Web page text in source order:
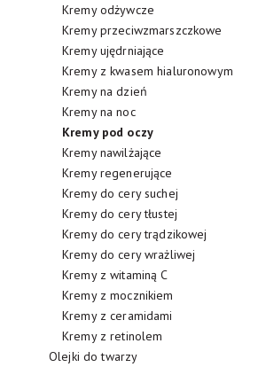
Kremy odżywcze
Kremy przeciwzmarszczkowe
Kremy ujędrniające
Kremy z kwasem hialuronowym
Kremy na dzień
Kremy na noc
Kremy pod oczy
Kremy nawilżające
Kremy regenerujące
Kremy do cery suchej
Kremy do cery tłustej
Kremy do cery trądzikowej
Kremy do cery wrażliwej
Kremy z witaminą C
Kremy z mocznikiem
Kremy z ceramidami
Kremy z retinolem
Olejki do twarzy